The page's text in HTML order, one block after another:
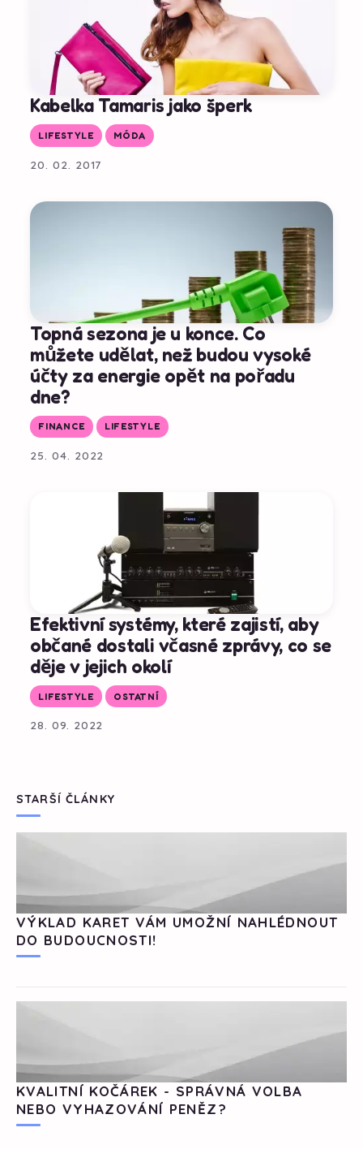
Kabelka Tamaris jako šperk
LIFESTYLE MÓDA
20. 02. 2017
Topná sezona je u konce. Co
můžete udělat, než budou vysoké
účty za energie opět na pořadu
dne?
FINANCE LIFESTYLE
25. 04. 2022
Efektivní systémy, které zajistí, aby
občané dostali včasné zprávy, co se
děje v jejich okolí
LIFESTYLE OSTATNÍ
28. 09. 2022
STARŠÍ ČLÁNKY
VÝKLAD KARET VÁM UMOŽNÍ NAHLÉDNOUT
DO BUDOUCNOSTI!
KVALITNÍ KOČÁREK - SPRÁVNÁ VOLBA
NEBO VYHAZOVÁNÍ PENĚZ?